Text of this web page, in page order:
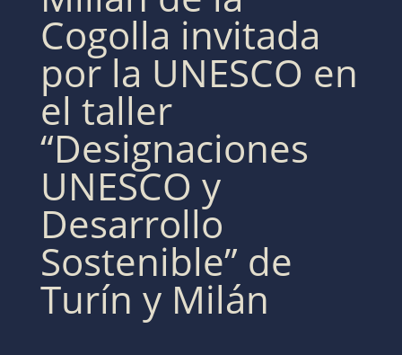
Cogolla invitada
por la UNESCO en
el taller
“Designaciones
UNESCO y
Desarrollo
Sostenible” de
Turín y Milán